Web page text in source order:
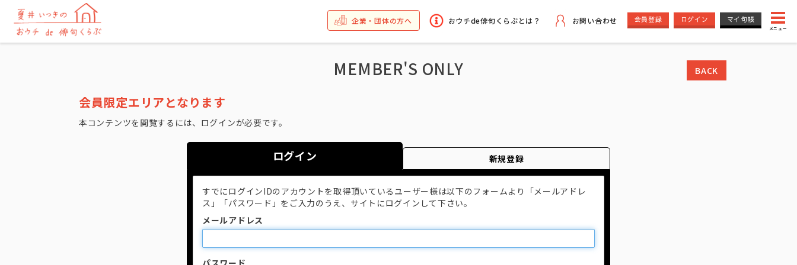
企業・団体の方へ おウチde俳句くらぶとは？ お問い合わせ 会員登録 ログイン マイ句帳
メニュー
MEMBER'S ONLY BACK
会員限定エリアとなります
本コンテンツを閲覧するには、ログインが必要です。
ログイン 新規登録
すでにログインIDのアカウントを取得頂いているユーザー様は以下のフォームより「メールアドレ
ス」「パスワード」をご入力のうえ、サイトにログインして下さい。
メールアドレス
パスワード